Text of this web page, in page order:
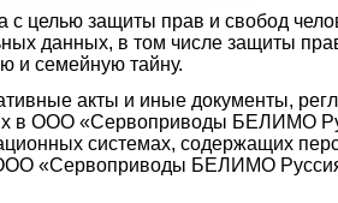
с целью защиты прав и свобод
данных, в том числе защиты
и семейную тайну.
акты и иные документы,
в ООО «Сервоприводы БЕЛИМО
системах, содержащих
«Сервоприводы БЕЛИМО